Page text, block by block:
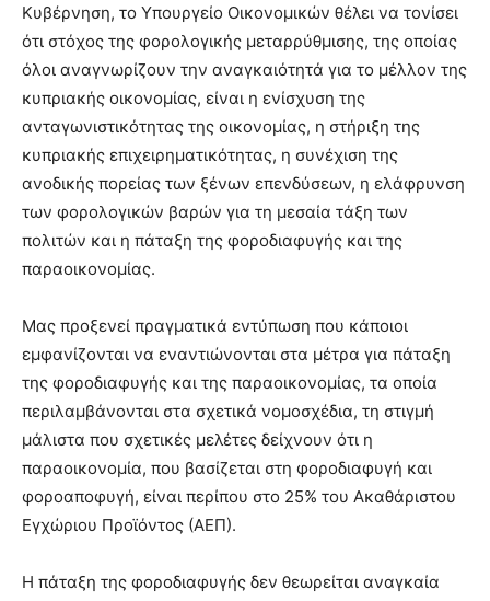
Κυβέρνηση, το Υπουργείο Οικονομικών θέλει να τονίσει
ότι στόχος της φορολογικής μεταρρύθμισης, της οποίας
όλοι αναγνωρίζουν την αναγκαιότητά για το μέλλον της
κυπριακής οικονομίας, είναι η ενίσχυση της
ανταγωνιστικότητας της οικονομίας, η στήριξη της
κυπριακής επιχειρηματικότητας, η συνέχιση της
ανοδικής πορείας των ξένων επενδύσεων, η ελάφρυνση
των φορολογικών βαρών για τη μεσαία τάξη των
πολιτών και η πάταξη της φοροδιαφυγής και της
παραοικονομίας.
Μας προξενεί πραγματικά εντύπωση που κάποιοι
εμφανίζονται να εναντιώνονται στα μέτρα για πάταξη
της φοροδιαφυγής και της παραοικονομίας, τα οποία
περιλαμβάνονται στα σχετικά νομοσχέδια, τη στιγμή
μάλιστα που σχετικές μελέτες δείχνουν ότι η
παραοικονομία, που βασίζεται στη φοροδιαφυγή και
φοροαποφυγή, είναι περίπου στο 25% του Ακαθάριστου
Εγχώριου Προϊόντος (ΑΕΠ).
Η πάταξη της φοροδιαφυγής δεν θεωρείται αναγκαία